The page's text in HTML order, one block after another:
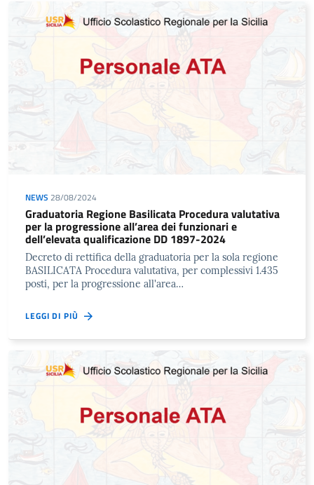
NEWS 28/08/2024
Graduatoria Regione Basilicata Procedura valutativa
per la progressione all’area dei funzionari e
dell’elevata qualificazione DD 1897-2024
Decreto di rettifica della graduatoria per la sola regione
BASILICATA Procedura valutativa, per complessivi 1.435
posti, per la progressione all'area…
LEGGI DI PIÙ